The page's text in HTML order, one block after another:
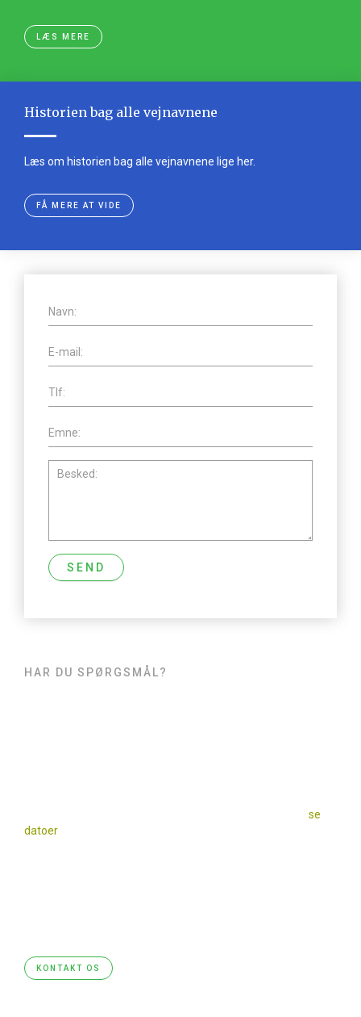
LÆS MERE
Historien bag alle vejnavnene
Læs om historien bag alle vejnavnene lige her.
FÅ MERE AT VIDE
HAR DU SPØRGSMÅL?
se
datoer
KONTAKT OS